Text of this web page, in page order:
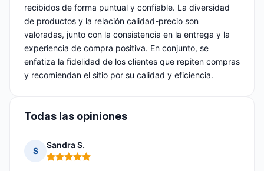
recibidos de forma puntual y confiable. La diversidad
de productos y la relación calidad-precio son
valoradas, junto con la consistencia en la entrega y la
experiencia de compra positiva. En conjunto, se
enfatiza la fidelidad de los clientes que repiten compras
y recomiendan el sitio por su calidad y eficiencia.
Todas las opiniones
S
Sandra S.
Nota: 5 de 5